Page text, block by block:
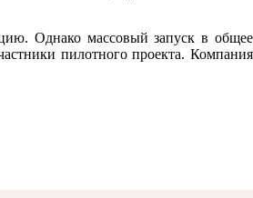
Однако массовый запуск в общее
пилотного проекта. Компания